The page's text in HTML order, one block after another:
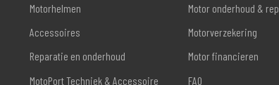
Motorhelmen
Accessoires
Reparatie en onderhoud
MotoPort Techniek & Accessoire
Motor onderhoud &
Motorverzekering
Motor financieren
FAQ